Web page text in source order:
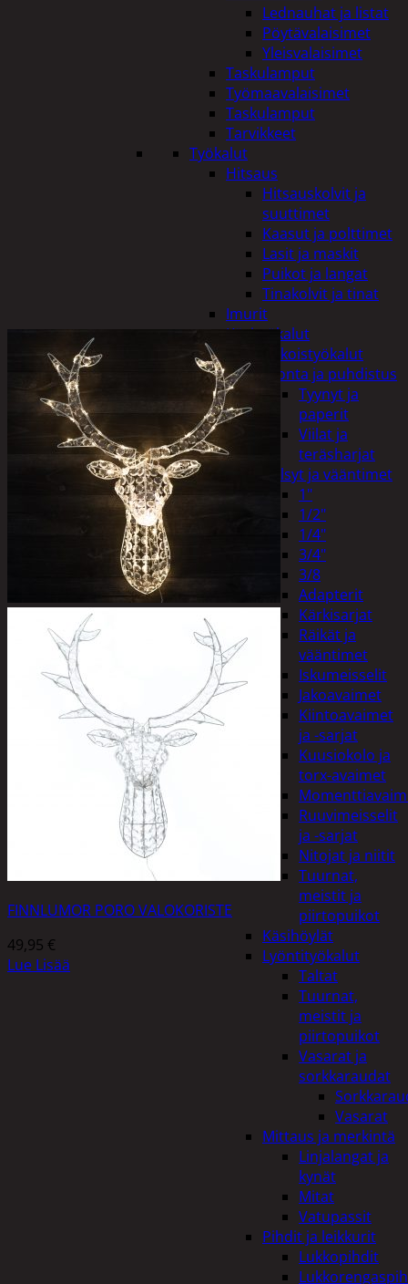
Lednauhat ja listat
Pöytävalaisimet
Yleisvalaisimet
Taskulamput
Työmaavalaisimet
Taskulamput
Tarvikkeet
Työkalut
Hitsaus
Hitsauskolvit ja
suuttimet
Kaasut ja polttimet
Lasit ja maskit
Puikot ja langat
Tinakolvit ja tinat
Imurit
Käsityökalut
Erikoistyökalut
Hionta ja puhdistus
Tyynyt ja
paperit
Viilat ja
teräsharjat
Hylsyt ja vääntimet
1"
1/2"
1/4"
3/4"
3/8
Adapterit
Kärkisarjat
Räikät ja
vääntimet
Iskumeisselit
Jakoavaimet
Kiintoavaimet
ja -sarjat
Kuusiokolo ja
torx-avaimet
Ruuvimeisselit
ja -sarjat
Nitojat ja niitit
Tuurnat,
meistit ja
piirtopuikot
Käsihöylät
Lyöntityökalut
Taltat
Tuurnat,
meistit ja
piirtopuikot
Vasarat ja
sorkkaraudat
Vasarat
Mittaus ja merkintä
Linjalangat ja
kynät
Mitat
Vatupassit
Pihdit ja leikkurit
Lukkopihdit
FINNLUMOR PORO VALOKORISTE
49,95 €
Lue Lisää